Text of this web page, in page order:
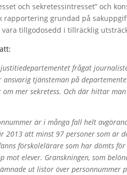
och sekretessintresset” och
grundad på
tillgodosedd i tillräcklig
frågat
tjänsteman på
mer sekretess. Och där hittar
är i många fall helt
2013 att minst 97 personer som är
förskolelärare som har dömts
mot elever. Granskningen, som
ut listor över personnummer